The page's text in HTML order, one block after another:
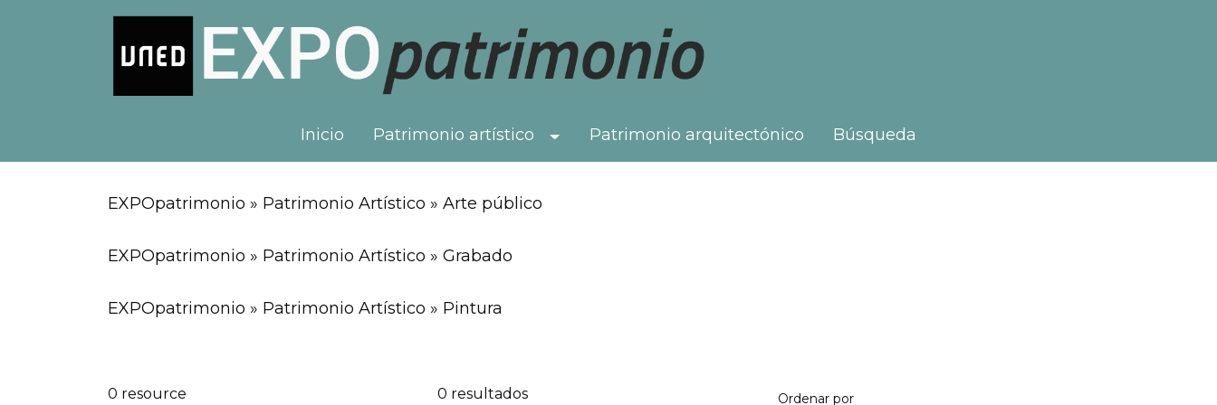
Inicio Patrimonio artístico Toggle Dropdown
Patrimonio arquitectónico Búsqueda
EXPOpatrimonio » Patrimonio Artístico » Arte público
EXPOpatrimonio » Patrimonio Artístico » Grabado
EXPOpatrimonio » Patrimonio Artístico » Pintura
0 resource 0 resultados Ordenar por